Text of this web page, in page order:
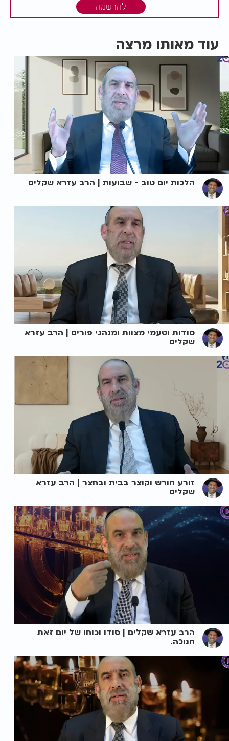
להרשמה
עוד מאותו מרצה
הלכות יום טוב - שבועות | הרב עזרא שקלים
סודות וטעמי מצוות ומנהגי פורים | הרב עזרא
שקלים
זורע חורש וקוצר בבית ובחצר | הרב עזרא
שקלים
הרב עזרא שקלים | סודו וכוחו של יום זאת
חנוכה.